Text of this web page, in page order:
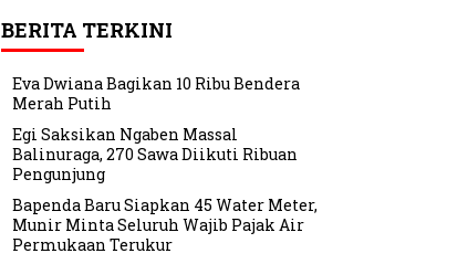
BERITA TERKINI
Eva Dwiana Bagikan 10 Ribu Bendera
Merah Putih
Egi Saksikan Ngaben Massal
Balinuraga, 270 Sawa Diikuti Ribuan
Pengunjung
Bapenda Baru Siapkan 45 Water Meter,
Munir Minta Seluruh Wajib Pajak Air
Permukaan Terukur